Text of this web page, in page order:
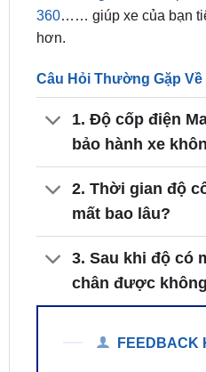
Câu Hỏi Thường Gặp Về
1. Độ cốp điện
bảo hành xe
2. Thời gian độ
mất bao lâu?
3. Sau khi độ có
chân được
FEEDBACK